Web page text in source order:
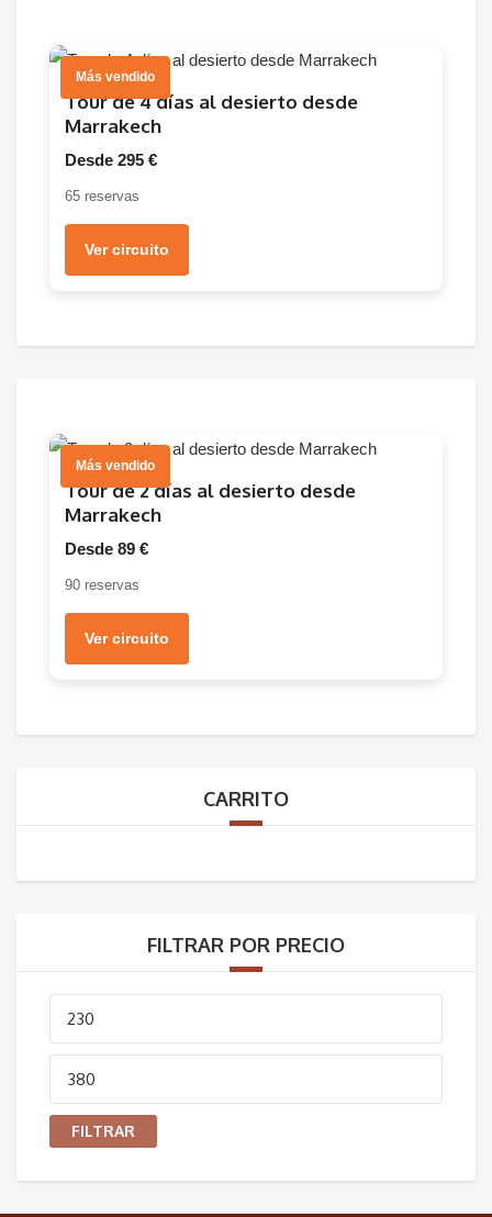
Más vendido
Tour de 4 días al desierto desde
Marrakech
Desde 295 €
65 reservas
Ver circuito
Más vendido
Tour de 2 días al desierto desde
Marrakech
Desde 89 €
90 reservas
Ver circuito
CARRITO
FILTRAR POR PRECIO
Precio
mínimo
Precio
máximo
FILTRAR